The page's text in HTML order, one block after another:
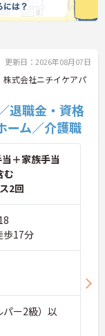
更新日：2026年08月07日
株式会社ニチイケアパ
退職金・資格
ーム／介護職
＋家族手当
む
2回
歩17分
ー2級）以